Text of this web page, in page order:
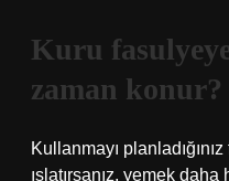
Kuru
zaman konur?
Kullanmayı
ıslatırsanız, yemek